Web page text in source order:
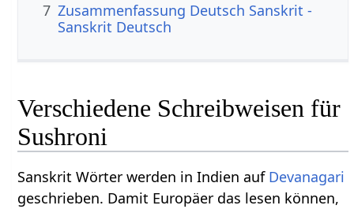
7 Zusammenfassung Deutsch Sanskrit -
Sanskrit Deutsch
Verschiedene Schreibweisen für
Sushroni
Sanskrit Wörter werden in Indien auf Devanagari
geschrieben. Damit Europäer das lesen können,